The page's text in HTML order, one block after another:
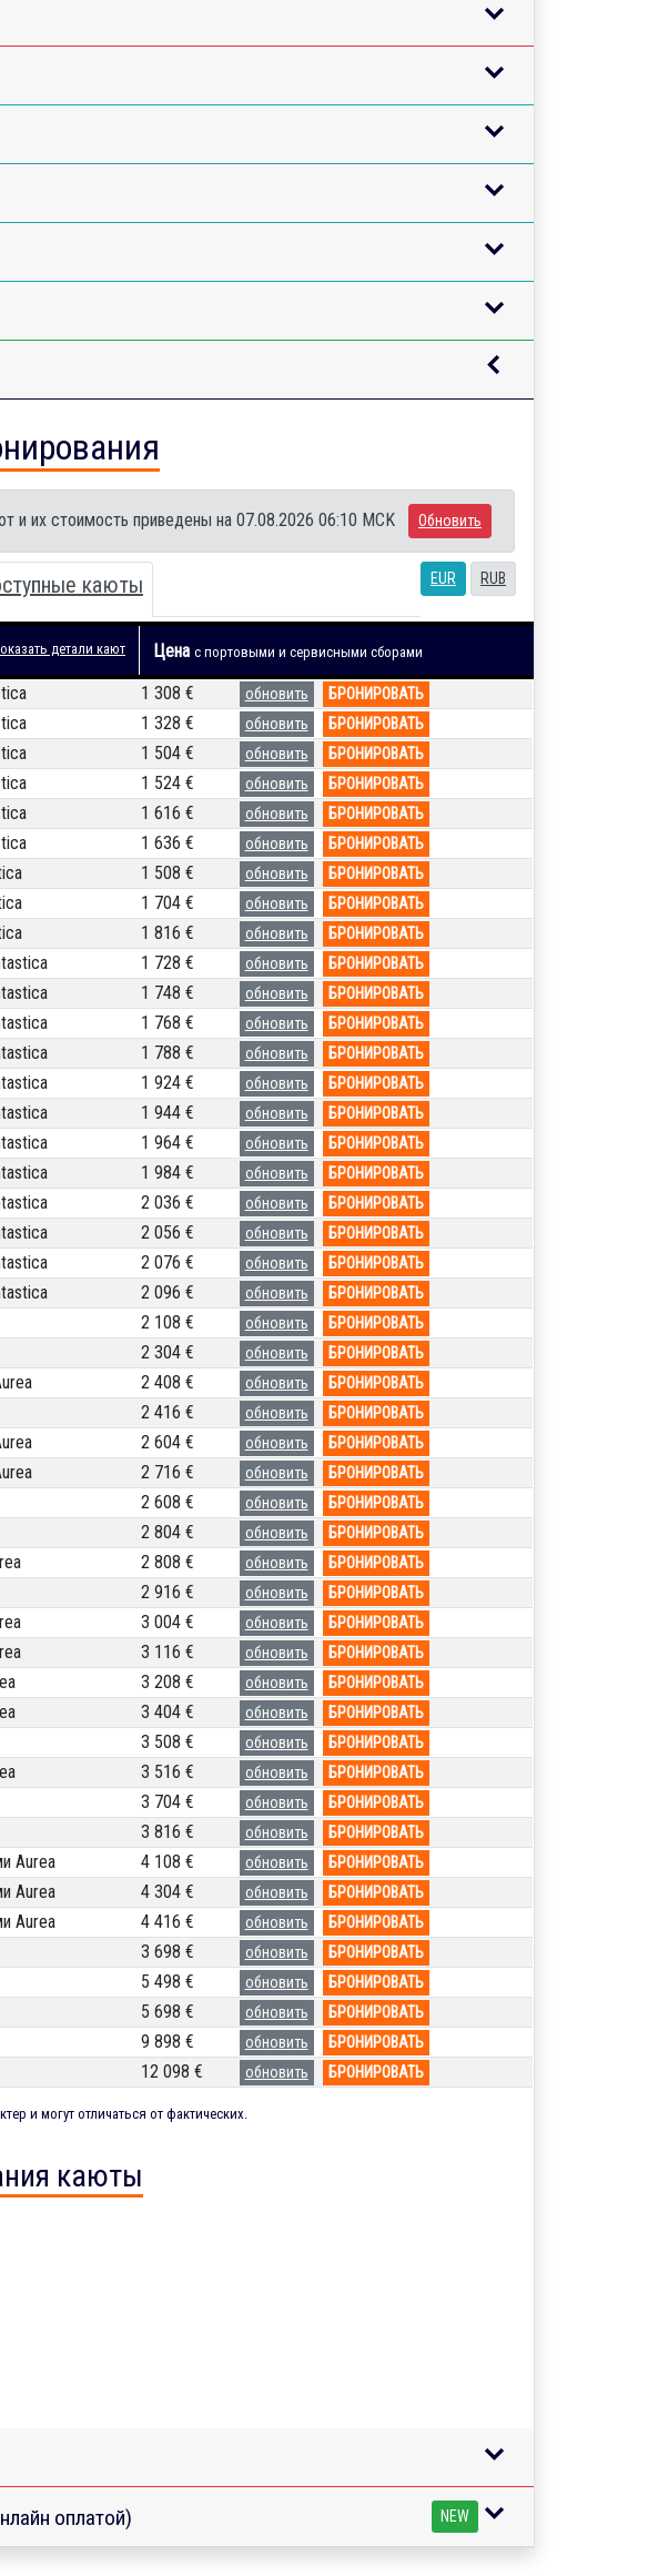
и их стоимость приведены на 07.08.2026 06:10 MCK Обновить
EUR RUB
каюты
детали кают Цена с портовыми и сервисными сборами
1 308 € обновить БРОНИРОВАТЬ
1 328 € обновить БРОНИРОВАТЬ
1 504 € обновить БРОНИРОВАТЬ
1 524 € обновить БРОНИРОВАТЬ
1 616 € обновить БРОНИРОВАТЬ
1 636 € обновить БРОНИРОВАТЬ
1 508 € обновить БРОНИРОВАТЬ
1 704 € обновить БРОНИРОВАТЬ
1 816 € обновить БРОНИРОВАТЬ
1 728 € обновить БРОНИРОВАТЬ
1 748 € обновить БРОНИРОВАТЬ
1 768 € обновить БРОНИРОВАТЬ
1 788 € обновить БРОНИРОВАТЬ
1 924 € обновить БРОНИРОВАТЬ
1 944 € обновить БРОНИРОВАТЬ
1 964 € обновить БРОНИРОВАТЬ
1 984 € обновить БРОНИРОВАТЬ
2 036 € обновить БРОНИРОВАТЬ
2 056 € обновить БРОНИРОВАТЬ
2 076 € обновить БРОНИРОВАТЬ
2 096 € обновить БРОНИРОВАТЬ
2 108 € обновить БРОНИРОВАТЬ
2 304 € обновить БРОНИРОВАТЬ
2 408 € обновить БРОНИРОВАТЬ
2 416 € обновить БРОНИРОВАТЬ
2 604 € обновить БРОНИРОВАТЬ
2 716 € обновить БРОНИРОВАТЬ
2 608 € обновить БРОНИРОВАТЬ
2 804 € обновить БРОНИРОВАТЬ
2 808 € обновить БРОНИРОВАТЬ
2 916 € обновить БРОНИРОВАТЬ
3 004 € обновить БРОНИРОВАТЬ
3 116 € обновить БРОНИРОВАТЬ
3 208 € обновить БРОНИРОВАТЬ
3 404 € обновить БРОНИРОВАТЬ
3 508 € обновить БРОНИРОВАТЬ
3 516 € обновить БРОНИРОВАТЬ
3 704 € обновить БРОНИРОВАТЬ
3 816 € обновить БРОНИРОВАТЬ
Aurea 4 108 € обновить БРОНИРОВАТЬ
Aurea 4 304 € обновить БРОНИРОВАТЬ
Aurea 4 416 € обновить БРОНИРОВАТЬ
3 698 € обновить БРОНИРОВАТЬ
5 498 € обновить БРОНИРОВАТЬ
5 698 € обновить БРОНИРОВАТЬ
9 898 € обновить БРОНИРОВАТЬ
12 098 € обновить БРОНИРОВАТЬ
и могут отличаться от фактических.
каюты
оплатой) NEW